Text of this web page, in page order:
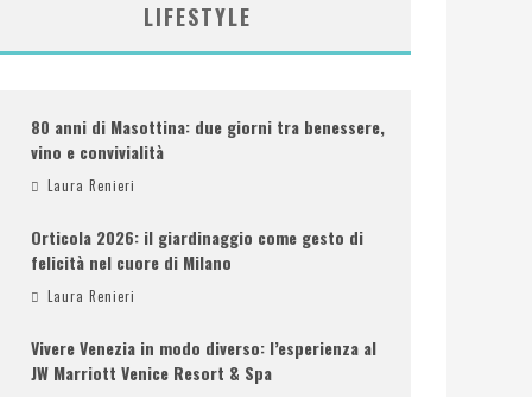
LIFESTYLE
80 anni di Masottina: due giorni tra benessere,
vino e convivialità
Laura Renieri
Orticola 2026: il giardinaggio come gesto di
felicità nel cuore di Milano
Laura Renieri
Vivere Venezia in modo diverso: l’esperienza al
JW Marriott Venice Resort & Spa